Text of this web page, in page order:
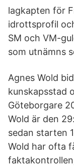
lagkapten för
idrottsprofil
SM och VM-
som utnämns
Agnes Wold
kunskapsstad
Göteborgare
Wold är den
sedan starten
Wold har ofta